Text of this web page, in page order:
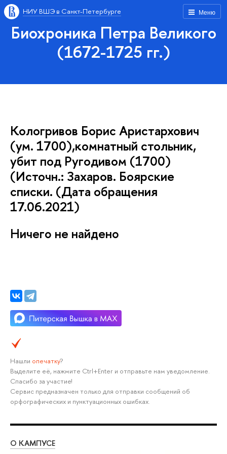
Меню
НИУ ВШЭ в Санкт-Петербурге
Биохроника Петра Великого
(1672-1725 гг.)
Кологривов Борис Аристархович
(ум. 1700),комнатный стольник,
убит под Ругодивом (1700)
(Источн.: Захаров. Боярские
списки. (Дата обращения
17.06.2021)
Ничего не найдено
Нашли опечатку?
Выделите её, нажмите Ctrl+Enter и отправьте нам уведомление.
Спасибо за участие!
Сервис предназначен только для отправки сообщений об
орфографических и пунктуационных ошибках.
О КАМПУСЕ